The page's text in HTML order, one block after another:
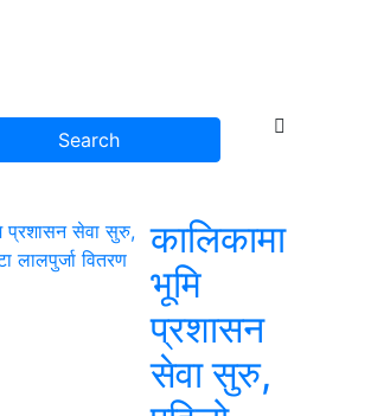
कालिकामा
भूमि
प्रशासन
सेवा सुरु,